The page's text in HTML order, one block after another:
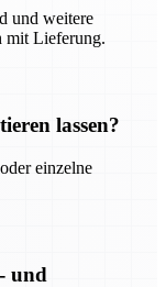
und weitere
mit Lieferung.
lassen?
einzelne
und